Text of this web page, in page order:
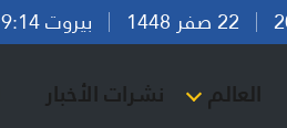
بيروت 19:14
العالم نشرات الأخبار